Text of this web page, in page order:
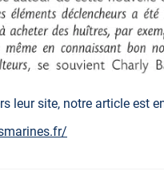
leur site, notre article est